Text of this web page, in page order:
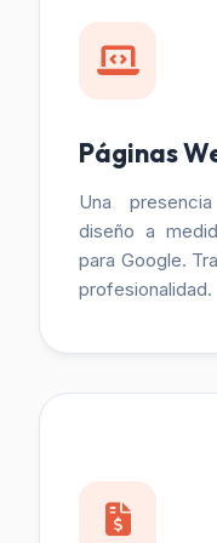
Páginas
Una
diseño a
para Google.
profesionalidad.